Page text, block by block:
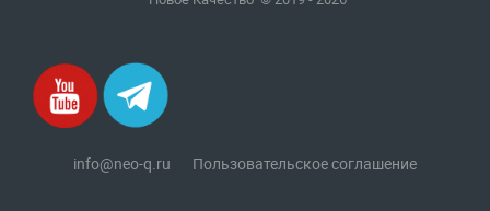
info@neo-q.ru Пользовательское соглашение